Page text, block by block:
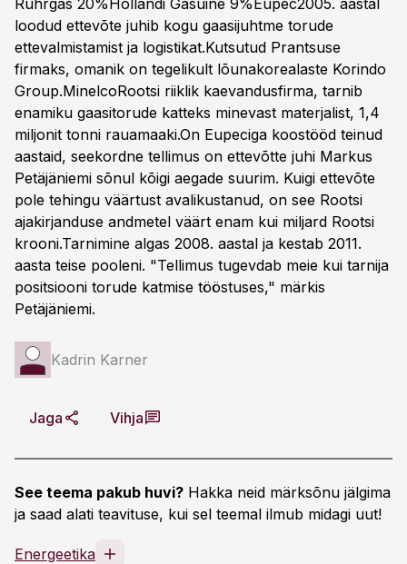
Ruhrgas 20%Hollandi Gasuine 9%Eupec2005. aastal
loodud ettevõte juhib kogu gaasijuhtme torude
ettevalmistamist ja logistikat.Kutsutud Prantsuse
firmaks, omanik on tegelikult lõunakorealaste Korindo
Group.MinelcoRootsi riiklik kaevandusfirma, tarnib
enamiku gaasitorude katteks minevast materjalist, 1,4
miljonit tonni rauamaaki.On Eupeciga koostööd teinud
aastaid, seekordne tellimus on ettevõtte juhi Markus
Petäjäniemi sõnul kõigi aegade suurim. Kuigi ettevõte
pole tehingu väärtust avalikustanud, on see Rootsi
ajakirjanduse andmetel väärt enam kui miljard Rootsi
krooni.Tarnimine algas 2008. aastal ja kestab 2011.
aasta teise pooleni. "Tellimus tugevdab meie kui tarnija
positsiooni torude katmise tööstuses," märkis
Petäjäniemi.
Kadrin Karner
Jaga Vihja
See teema pakub huvi? Hakka neid märksõnu jälgima
ja saad alati teavituse, kui sel teemal ilmub midagi uut!
Energeetika